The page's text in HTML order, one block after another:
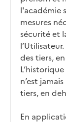
l'académie
mesures
sécurité et
des tiers,
n’est
tiers, en
En